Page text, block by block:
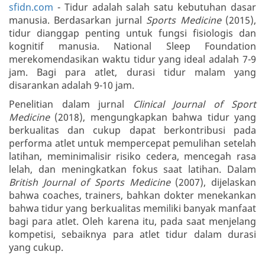
sfidn.com - Tidur adalah salah satu kebutuhan dasar
manusia. Berdasarkan jurnal Sports Medicine(2015),
tidur dianggap penting untuk fungsi fisiologis dan
kognitif manusia. National Sleep Foundation
merekomendasikan waktu tidur yang ideal adalah 7-9
jam. Bagi para atlet, durasi tidur malam yang
disarankan adalah 9-10 jam.
Penelitian dalam jurnal
Clinical Journal of Sport
Medicine(2018), mengungkapkan bahwa tidur yang
berkualitas dan cukup dapat berkontribusi pada
performa atlet untuk mempercepat pemulihan setelah
latihan, meminimalisir risiko cedera, mencegah rasa
lelah, dan meningkatkan fokus saat latihan. Dalam
British Journal of Sports Medicine (2007), dijelaskan
bahwa coaches, trainers, bahkan dokter menekankan
bahwa tidur yang berkualitas memiliki banyak manfaat
bagi para atlet. Oleh karena itu, pada saat menjelang
kompetisi, sebaiknya para atlet tidur dalam durasi
yang cukup.